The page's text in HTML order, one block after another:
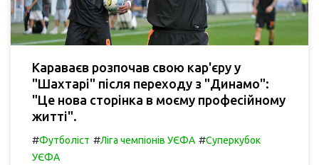
Караваєв розпочав свою кар'єру у
"Шахтарі" після переходу з "Динамо":
"Це нова сторінка в моєму професійному
житті".
#Футболіст #Ліга чемпіонів УЄФА #Суперкубок
УЄФА